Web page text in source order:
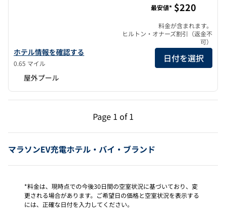
ファロ・ブランコ・リゾート・マラソン・フロリダ・キーズ・キ
ホテル情報を確認する
0.65 マイル
最安値* $220
料金が含まれます。
ヒルトン・オナーズ割引（返金不
可）
日付を選択
屋外プール
Page 1 of 1
前のページ（1/1）
Page 1 of 1
マラソンEV充電ホテル・バイ・ブランド
*料金は、現時点での今後30日間の空室状況に基づいており、変
更される場合があります。ご希望日の価格と空室状況を表示する
には、正確な日付を入力してください。